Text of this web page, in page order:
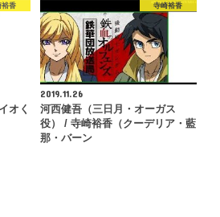
裕香
オく
寺崎裕香
2019.11.26
河西健吾（三日月・オーガス
役） / 寺崎裕香（クーデリア・藍
那・バーン